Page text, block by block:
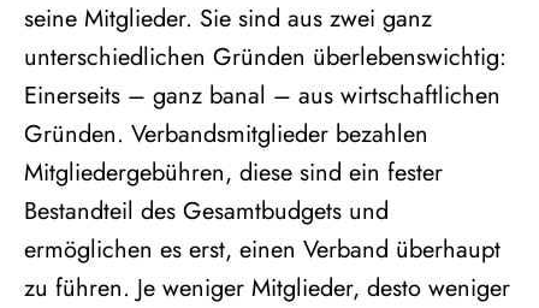
seine Mitglieder. Sie sind aus zwei ganz
unterschiedlichen Gründen überlebenswichtig:
Einerseits – ganz banal – aus wirtschaftlichen
Gründen. Verbandsmitglieder bezahlen
Mitgliedergebühren, diese sind ein fester
Bestandteil des Gesamtbudgets und
ermöglichen es erst, einen Verband überhaupt
zu führen. Je weniger Mitglieder, desto weniger